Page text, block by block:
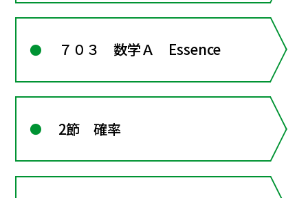
７０３ 数学Ａ Essence
2節 確率